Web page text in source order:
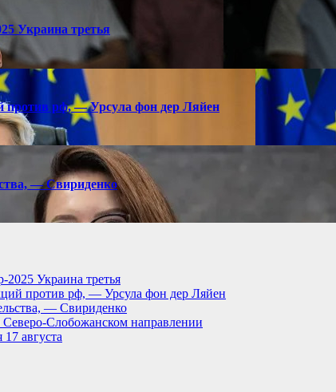
Украина третья
против рф, — Урсула фон дер Ляйен
— Свириденко
Украина третья
против рф, — Урсула фон дер Ляйен
— Свириденко
Слобожанском направлении
августа